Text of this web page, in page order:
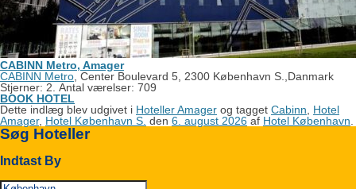
CABINN Metro, Amager
CABINN Metro , Center Boulevard 5, 2300 København S.,Danmark
Stjerner: 2. Antal værelser: 709
BOOK HOTEL
Dette indlæg blev udgivet i Hoteller Amager og tagget Cabinn
Hotel
Amager, Hotel København S. den 6. august 2026 af Hotel København
Søg Hoteller
Indtast By